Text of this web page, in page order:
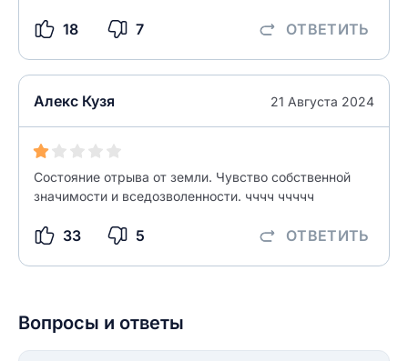
18 7 ОТВЕТИТЬ
Алекс Кузя 21 Августа 2024
Состояние отрыва от земли. Чувство собственной
значимости и вседозволенности. чччч ччччч
33 5 ОТВЕТИТЬ
Вопросы и ответы